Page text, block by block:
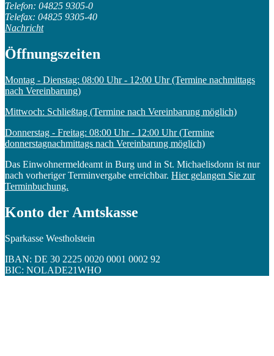
Telefon: 04825 9305-0
Telefax: 04825 9305-40
Nachricht
Öffnungszeiten
Montag - Dienstag: 08:00 Uhr - 12:00 Uhr (Termine nachmittags
nach Vereinbarung)
Mittwoch: Schließtag (Termine nach Vereinbarung möglich)
Donnerstag - Freitag: 08:00 Uhr - 12:00 Uhr (Termine
donnerstagnachmittags nach Vereinbarung möglich)
Das Einwohnermeldeamt in Burg und in St. Michaelisdonn ist nur
nach vorheriger Terminvergabe erreichbar. Hier gelangen Sie zur
Terminbuchung.
Konto der Amtskasse
Sparkasse Westholstein
IBAN: DE 30 2225 0020 0001 0002 92
BIC: NOLADE21WHO